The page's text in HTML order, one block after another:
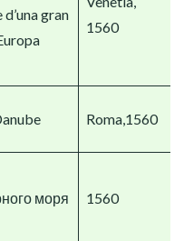
gran
1560
Roma,1560
моря 1560